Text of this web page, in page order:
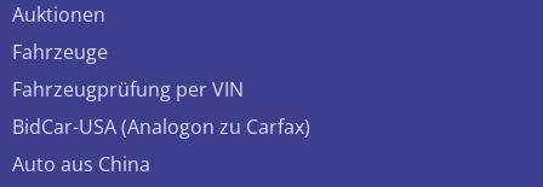
Auktionen
Fahrzeuge
Fahrzeugprüfung per VIN
BidCar-USA (Analogon zu Carfax)
Auto aus China